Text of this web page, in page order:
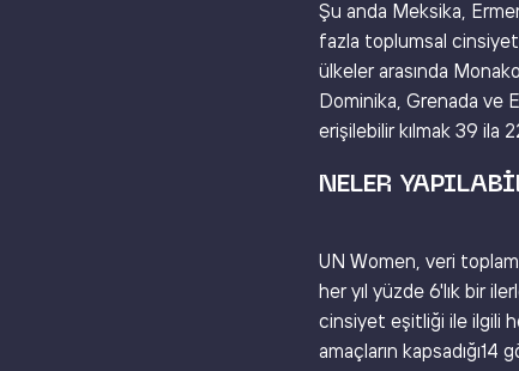
Şu anda Meksika,
fazla toplumsal
ülkeler arasında
Dominika, Grenada ve
erişilebilir kılmak 39 ila
NELER
UN Women, veri
her yıl yüzde 6'lık bir
cinsiyet eşitliği ile ilgili
amaçların